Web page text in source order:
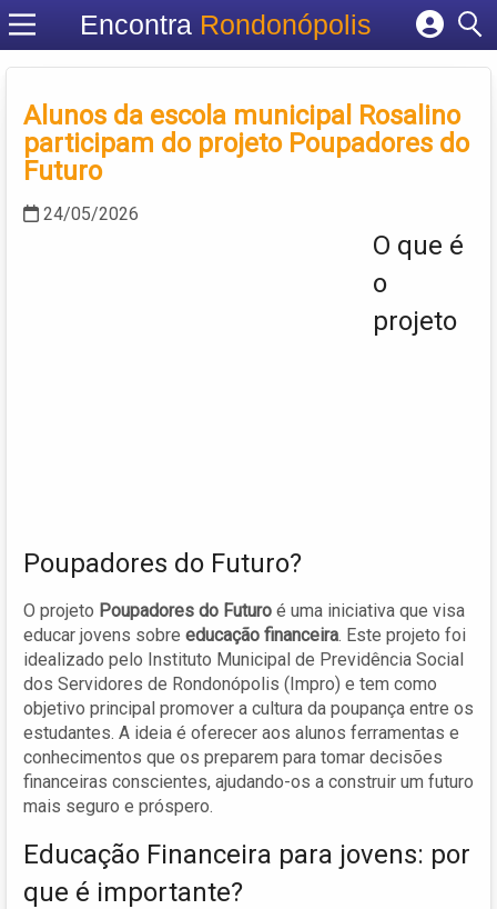
Encontra Rondonópolis
Cadastrar empresa
Criar conta
Alunos da escola municipal Rosalino
participam do projeto Poupadores do
Futuro
24/05/2026
O que é
o
projeto
Poupadores do Futuro?
O projeto Poupadores do Futuro é uma iniciativa que visa
educar jovens sobre educação financeira. Este projeto foi
idealizado pelo Instituto Municipal de Previdência Social
dos Servidores de Rondonópolis (Impro) e tem como
objetivo principal promover a cultura da poupança entre os
estudantes. A ideia é oferecer aos alunos ferramentas e
conhecimentos que os preparem para tomar decisões
financeiras conscientes, ajudando-os a construir um futuro
mais seguro e próspero.
Educação Financeira para jovens: por
que é importante?